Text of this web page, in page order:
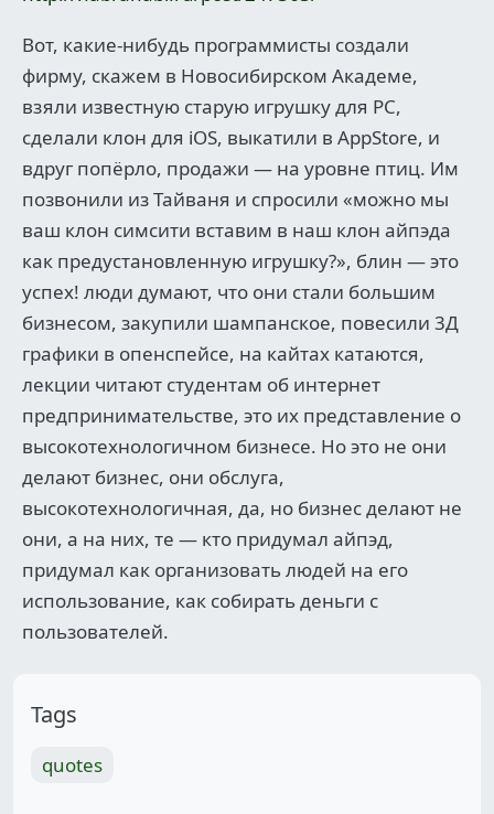
Вот, какие-нибудь программисты создали
фирму, скажем в Новосибирском Академе,
взяли известную старую игрушку для PC,
сделали клон для iOS, выкатили в AppStore, и
вдруг попёрло, продажи — на уровне птиц. Им
позвонили из Тайваня и спросили «можно мы
ваш клон симсити вставим в наш клон айпэда
как предустановленную игрушку?», блин — это
успех! люди думают, что они стали большим
бизнесом, закупили шампанское, повесили 3Д
графики в опенспейсе, на кайтах катаются,
лекции читают студентам об интернет
предпринимательстве, это их представление о
высокотехнологичном бизнесе. Но это не они
делают бизнес, они обслуга,
высокотехнологичная, да, но бизнес делают не
они, а на них, те — кто придумал айпэд,
придумал как организовать людей на его
использование, как собирать деньги с
пользователей.
Tags
quotes